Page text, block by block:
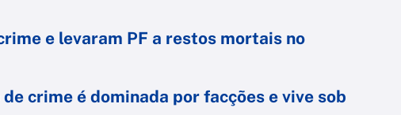
e levaram PF a restos mortais no
crime é dominada por facções e vive sob